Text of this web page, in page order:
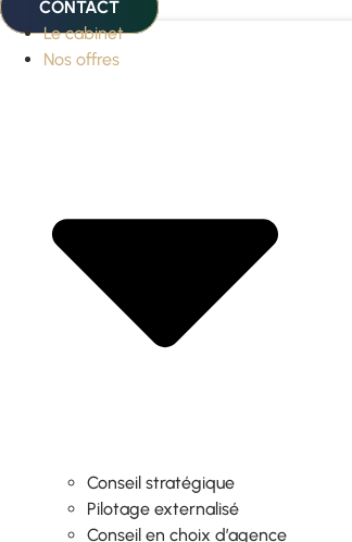
CONTACT
Le cabinet
Nos offres
Conseil stratégique
Pilotage externalisé
Conseil en choix d’agence